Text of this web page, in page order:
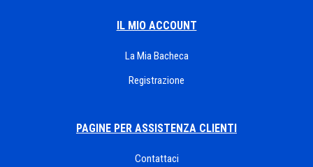
IL MIO ACCOUNT
La Mia Bacheca
Registrazione
PAGINE PER ASSISTENZA CLIENTI
Contattaci